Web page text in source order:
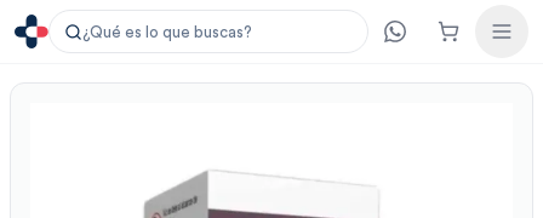
¿Qué es lo que buscas?